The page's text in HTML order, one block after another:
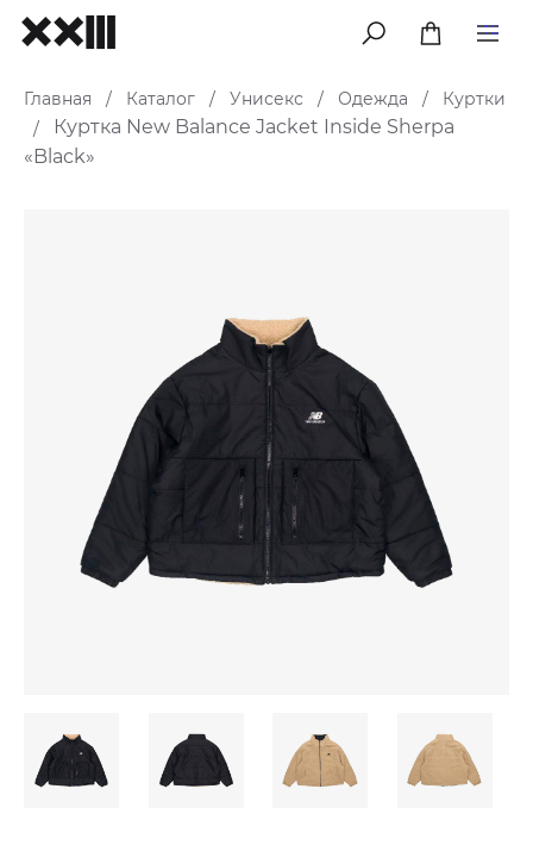
меню
Главная / Каталог / Унисекс / Одежда /
Куртки
/
Куртка New Balance Jacket Inside Sherpa
«Black»